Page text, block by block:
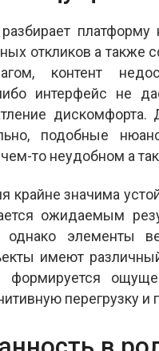
откликов а также
контент
интерфейс не
подобные
то неудобном а
крайне значима
ожидаемым
однако элементы
имеют
перегрузку